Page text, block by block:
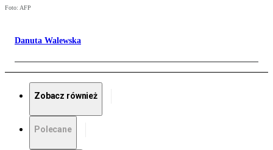
Foto: AFP
Danuta Walewska
Zobacz również
Polecane